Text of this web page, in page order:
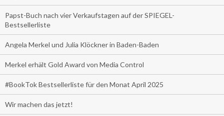
Papst-Buch nach vier Verkaufstagen auf der SPIEGEL-
Bestsellerliste
Angela Merkel und Julia Klöckner in Baden-Baden
Merkel erhält Gold Award von Media Control
#BookTok Bestsellerliste für den Monat April 2025
Wir machen das jetzt!